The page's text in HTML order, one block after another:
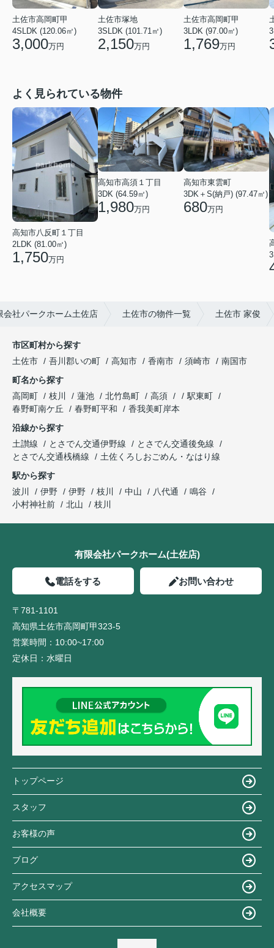
土佐市高岡町甲
4SLDK (120.06㎡)
3,000万円
土佐市塚地
3SLDK (101.71㎡)
2,150万円
土佐市高岡町甲
3LDK (97.00㎡)
1,769万円
よく見られている物件
高知市八反町１丁目
2LDK (81.00㎡)
1,750万円
高知市高須１丁目
3DK (64.59㎡)
1,980万円
高知市東雲町
3DK＋S(納戸) (97.47㎡)
680万円
社パークホーム土佐店 土佐市の物件一覧 土佐市 家俊
市区町村から探す
土佐市
吾川郡いの町 高知市 香南市 須崎市
南国市
町名から探す
高岡町
枝川 蓮池 北竹島町 高須
駅東町
春野町南ケ丘
春野町平和
香我美町岸本
沿線から探す
土讃線
とさでん交通伊野線
とさでん交通後免線
とさでん交通桟橋線
土佐くろしおごめん・なはり線
駅から探す
波川
伊野 伊野 枝川 中山 八代通
鳴谷
小村神社前
北山 枝川
有限会社パークホーム(土佐店)
電話をする お問い合わせ
〒781-1101
高知県土佐市高岡町甲323-5
営業時間： 10:00~17:00
定休日： 水曜日
トップページ
スタッフ
お客様の声
ブログ
アクセスマップ
会社概要